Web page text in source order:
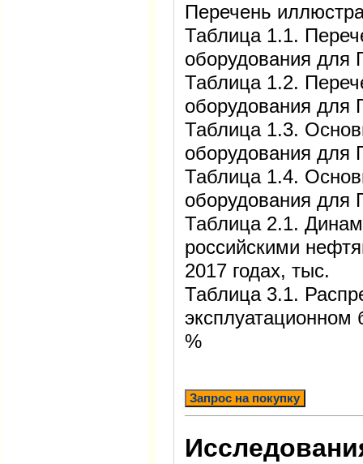
Перечень
Таблица 1.1.
оборудования
Таблица 1.2.
оборудования
Таблица 1.3.
оборудования
Таблица 1.4.
оборудования
Таблица 2.1.
российскими
2017 годах, тыс.
Таблица 3.1.
эксплуатационном
%
Запрос на покупку